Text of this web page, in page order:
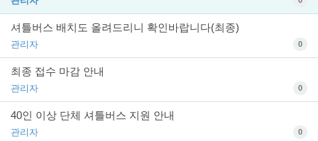
셔틀버스 배치도 올려드리니 확인바랍니다(최종)
관리자 0
최종 접수 마감 안내
관리자 0
40인 이상 단체 셔틀버스 지원 안내
관리자 0